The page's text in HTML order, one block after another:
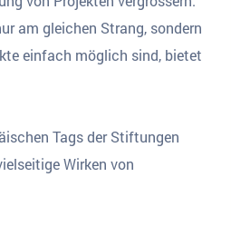
am gleichen Strang, sondern
einfach möglich sind, bietet
Tags der Stiftungen
Wirken von